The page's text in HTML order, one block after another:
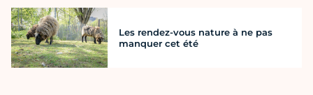
Les rendez-vous nature à ne pas
manquer cet été